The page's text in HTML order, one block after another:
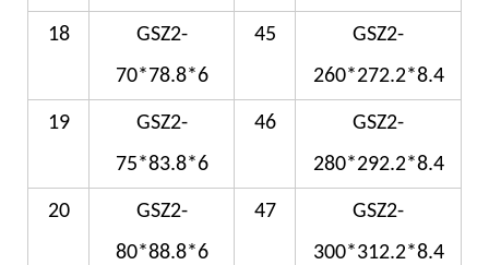
18
GSZ2-
70*78.8*6
45
GSZ2-
260*272.2*8.4
19
GSZ2-
75*83.8*6
46
GSZ2-
280*292.2*8.4
20
GSZ2-
80*88.8*6
47
GSZ2-
300*312.2*8.4